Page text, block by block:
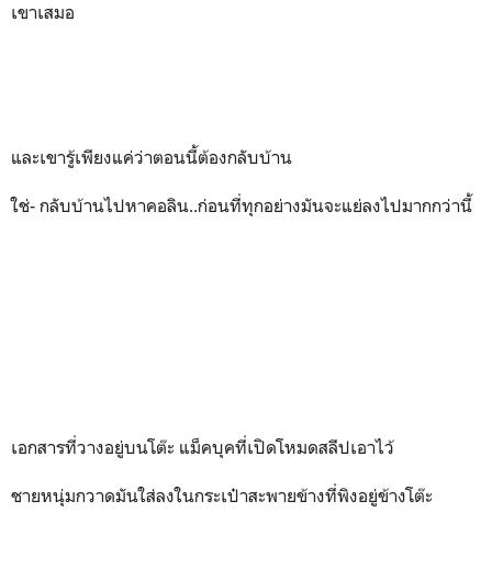
เขาเสมอ
และเขารู้เพียงแค่ว่าตอนนี้ต้องกลับบ้าน
ใช่- กลับบ้านไปหาคอลิน..ก่อนที่ทุกอย่างมันจะแย่ลงไปมากกว่านี้
เอกสารที่วางอยู่บนโต๊ะ แม็คบุคที่เปิดโหมดสลีปเอาไว้
ชายหนุ่มกวาดมันใส่ลงในกระเป๋าสะพายข้างที่พิงอยู่ข้างโต๊ะ